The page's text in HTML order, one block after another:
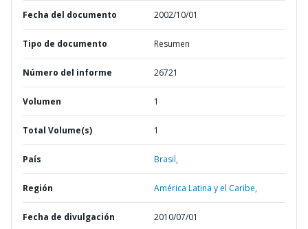
Fecha del documento 2002/10/01
Tipo de documento Resumen
Número del informe 26721
Volumen 1
Total Volume(s) 1
País Brasil,
Región América Latina y el Caribe,
Fecha de divulgación 2010/07/01